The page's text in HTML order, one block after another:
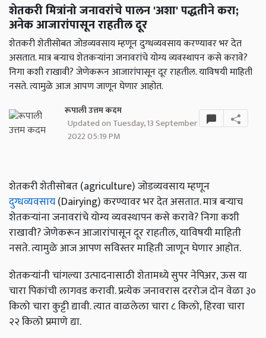
शेतकरी मित्रांनो जनावरांचे पालन 'अशा' पद्धतीने करा;
अनेक आजारांपासून राहतील दूर
शेतकरी शेतीसोबत जोडव्यवसाय म्हणून दुग्धव्यवसाय करण्यावर भर देत
असतात. मात्र बऱ्याच शेतकऱ्यांना जनावरांचे योग्य व्यवस्थापन कसे करावे?
निगा कशी राखावी? जेणेकरून आजारांपासून दूर राहतील. याविषयी माहिती
नसते. त्यामुळे आज आपण जाणून घेणार आहोत.
रूपाली उत्तम कदम
Updated on Tuesday, 13 September
2022 05:19 PM
शेतकरी शेतीसोबत (agriculture) जोडव्यवसाय म्हणून
दुग्धव्यवसाय(Dairying) करण्यावर भर देत असतात. मात्र बऱ्याच
शेतकऱ्यांना जनावरांचे योग्य व्यवस्थापन कसे करावे? निगा कशी
राखावी? जेणेकरून आजारांपासून दूर राहतील, याविषयी माहिती
नसते. त्यामुळे आज आपण सविस्तर माहिती जाणून घेणार आहोत.
शेतकऱ्यांनी चांगल्या उत्पादनासाठी शेतामध्ये सुपर नेपिअर, ऊस या
चारा पिकांची लागवड करावी. प्रत्येक जनावरास दररोज दोन वेळा ३०
किलो चारा कुट्टी द्यावी. त्यात वाळलेला चारा ८ किलो, हिरवा चारा
२२ किलो प्रमाणे द्या.